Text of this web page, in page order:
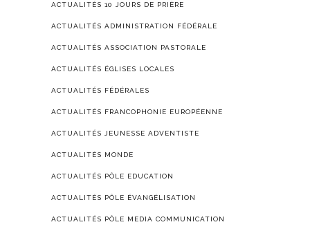
ACTUALITÉS 10 JOURS DE PRIÈRE
ACTUALITÉS ADMINISTRATION FÉDÉRALE
ACTUALITÉS ASSOCIATION PASTORALE
ACTUALITÉS ÉGLISES LOCALES
ACTUALITÉS FÉDÉRALES
ACTUALITÉS FRANCOPHONIE EUROPÉENNE
ACTUALITÉS JEUNESSE ADVENTISTE
ACTUALITÉS MONDE
ACTUALITÉS PÔLE EDUCATION
ACTUALITÉS PÔLE ÉVANGÉLISATION
ACTUALITÉS PÔLE MEDIA COMMUNICATION